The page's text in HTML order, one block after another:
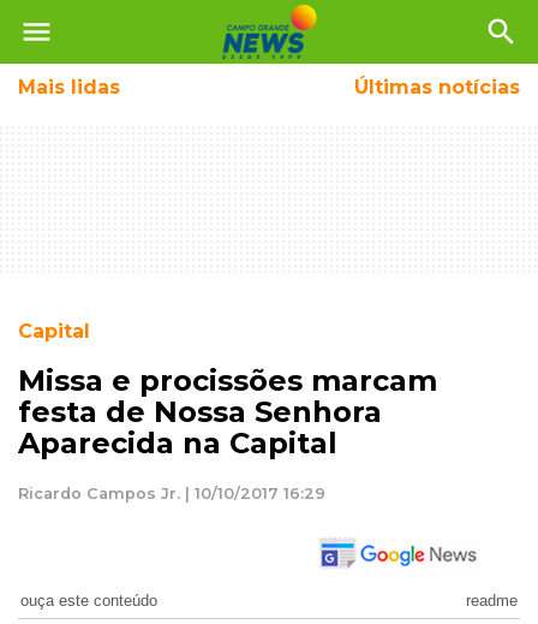
menu search
Mais lidas Últimas notícias
Capital
Missa e procissões marcam
festa de Nossa Senhora
Aparecida na Capital
Ricardo Campos Jr. | 10/10/2017 16:29
ouça este conteúdo readme